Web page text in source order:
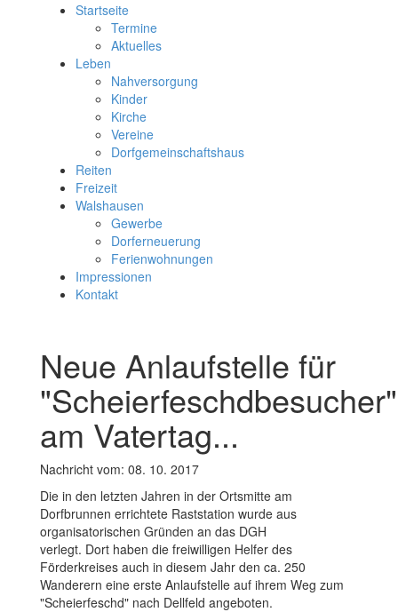
Startseite
Termine
Aktuelles
Leben
Nahversorgung
Kinder
Kirche
Vereine
Dorfgemeinschaftshaus
Reiten
Freizeit
Walshausen
Gewerbe
Dorferneuerung
Ferienwohnungen
Impressionen
Kontakt
Neue Anlaufstelle für
"Scheierfeschdbesucher"
am Vatertag...
Nachricht vom: 08. 10. 2017
Die in den letzten Jahren in der Ortsmitte am
Dorfbrunnen errichtete Raststation wurde aus
organisatorischen Gründen an das DGH
verlegt. Dort haben die freiwilligen Helfer des
Förderkreises auch in diesem Jahr den ca. 250
Wanderern eine erste Anlaufstelle auf ihrem Weg zum
"Scheierfeschd" nach Dellfeld angeboten.